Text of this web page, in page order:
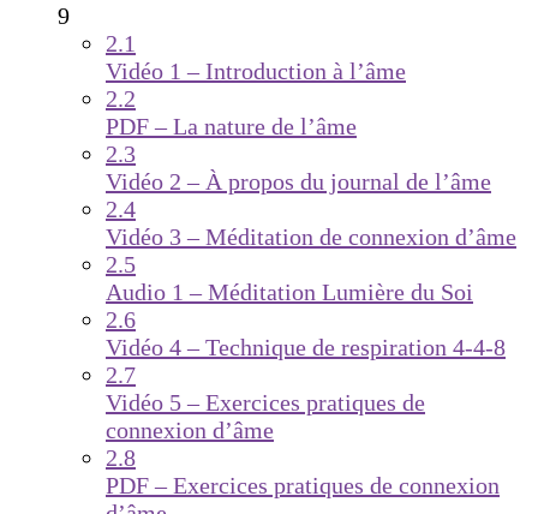
9
2.1
Vidéo 1 – Introduction à l’âme
2.2
PDF – La nature de l’âme
2.3
Vidéo 2 – À propos du journal de l’âme
2.4
Vidéo 3 – Méditation de connexion d’âme
2.5
Audio 1 – Méditation Lumière du Soi
2.6
Vidéo 4 – Technique de respiration 4-4-8
2.7
Vidéo 5 – Exercices pratiques de
connexion d’âme
2.8
PDF – Exercices pratiques de connexion